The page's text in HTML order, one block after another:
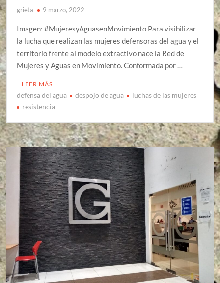
grieta 9 marzo, 2022
Imagen: #MujeresyAguasenMovimiento Para visibilizar
la lucha que realizan las mujeres defensoras del agua y el
territorio frente al modelo extractivo nace la Red de
Mujeres y Aguas en Movimiento. Conformada por …
LEER MÁS
defensa del agua despojo de agua
luchas de las mujeres
resistencia